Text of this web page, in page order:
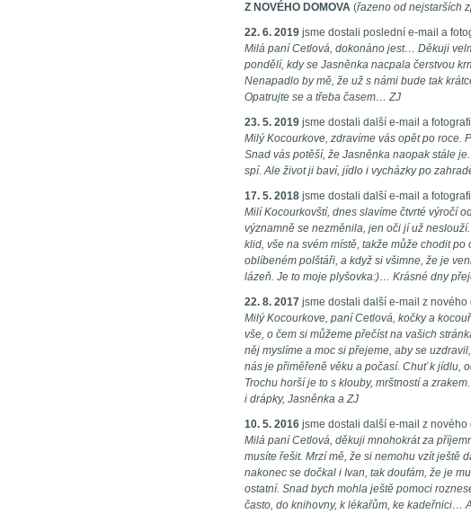
Z NOVÉHO DOMOVA (řazeno od nejstarších
22. 6. 2019 jsme dostali poslední e-mail a
Milá paní Cetlová, dokonáno jest… Děkuji
pondělí, kdy se Jasněnka nacpala čerstvou
Nenapadlo by mě, že už s námi bude tak
Opatrujte se a třeba časem… ZJ
23. 5. 2019 jsme dostali další e-mail a
Milý Kocourkove, zdravíme vás opět po roce.
Snad vás potěší, že Jasněnka naopak stále
spí. Ale život ji baví, jídlo i vycházky po
17. 5. 2018 jsme dostali další e-mail a
Milí Kocourkovští, dnes slavíme čtvrté výročí
významně se nezměnila, jen oči jí už
klid, vše na svém místě, takže může chodit
oblíbeném polštáři, a když si všimne, že je
lázeň. Je to moje plyšovka:)… Krásné dny
22. 8. 2017 jsme dostali další e-mail z nového
Milý Kocourkove, paní Cetlová, kočky a
vše, o čem si můžeme přečíst na vašich
něj myslíme a moc si přejeme, aby se
nás je přiměřeně věku a počasí. Chuť k jídlu,
Trochu horší je to s klouby, mrštností a
i drápky, Jasněnka a ZJ
10. 5. 2016 jsme dostali další e-mail z nového
Milá paní Cetlová, děkuji mnohokrát za
musíte řešit. Mrzí mě, že si nemohu vzít ještě
nakonec se dočkal i Ivan, tak doufám, že je
ostatní. Snad bych mohla ještě pomoci
často, do knihovny, k lékařům, ke kadeřnici…